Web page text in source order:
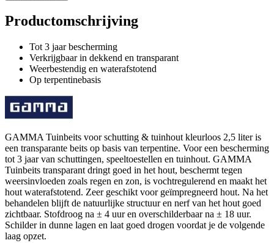
Productomschrijving
Tot 3 jaar bescherming
Verkrijgbaar in dekkend en transparant
Weerbestendig en waterafstotend
Op terpentinebasis
GAMMA Tuinbeits voor schutting & tuinhout kleurloos 2,5 liter is
een transparante beits op basis van terpentine. Voor een bescherming
tot 3 jaar van schuttingen, speeltoestellen en tuinhout. GAMMA
Tuinbeits transparant dringt goed in het hout, beschermt tegen
weersinvloeden zoals regen en zon, is vochtregulerend en maakt het
hout waterafstotend. Zeer geschikt voor geïmpregneerd hout. Na het
behandelen blijft de natuurlijke structuur en nerf van het hout goed
zichtbaar. Stofdroog na ± 4 uur en overschilderbaar na ± 18 uur.
Schilder in dunne lagen en laat goed drogen voordat je de volgende
laag opzet.